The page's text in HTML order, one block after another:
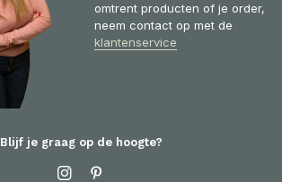
omtrent producten of je order,
neem contact op met de
klantenservice
Blijf je graag op de hoogte?